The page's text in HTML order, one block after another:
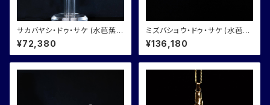
サカバヤシ・ドゥ・サケ (水芭蕉A
WA SAKE の酒林) ピアス/イヤ
リング ガラスジュエリー
¥72,380
ミズバショウ・ドゥ・サケ (水芭蕉
AWA SAKEの水芭蕉) ネックレ
ス ガラスジュエリー
¥136,180